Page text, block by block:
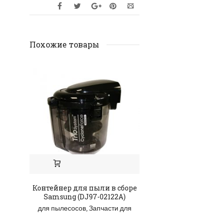
Похожие товары
Контейнер для пыли в сборе
Samsung (DJ97-02122A)
для пылесосов,Запчасти для